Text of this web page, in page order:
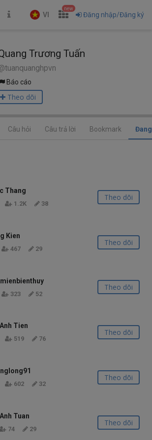
VI
new
Đăng nhập/Đăng ký
Trương Tuấn
Báo cáo
Theo dõi
Câu hỏi Câu trả lời Bookmark
Thang
1.2K 38
Theo dõi
Kien
467 29
Theo dõi
323 52
Theo dõi
Tien
519 76
Theo dõi
602 32
Theo dõi
Tuan
74 29
Theo dõi